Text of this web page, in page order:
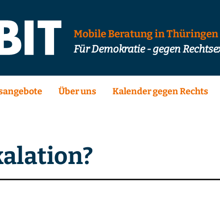
Mobile Beratung in Thüringen
Für Demokratie - gegen
Über uns Kalender gegen Rechts